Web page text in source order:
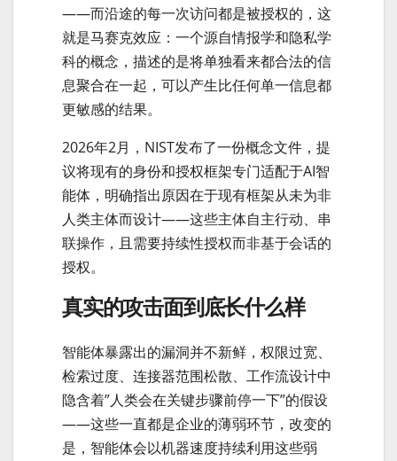
——而沿途的每一次访问都是被授权的，这
就是马赛克效应：一个源自情报学和隐私学
科的概念，描述的是将单独看来都合法的信
息聚合在一起，可以产生比任何单一信息都
更敏感的结果。
2026年2月，NIST发布了一份概念文件，提
议将现有的身份和授权框架专门适配于AI智
能体，明确指出原因在于现有框架从未为非
人类主体而设计——这些主体自主行动、串
联操作，且需要持续性授权而非基于会话的
授权。
真实的攻击面到底长什么样
智能体暴露出的漏洞并不新鲜，权限过宽、
检索过度、连接器范围松散、工作流设计中
隐含着”人类会在关键步骤前停一下”的假设
——这些一直都是企业的薄弱环节，改变的
是，智能体会以机器速度持续利用这些弱